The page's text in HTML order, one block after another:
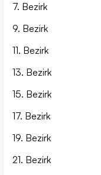
7. Bezirk
9. Bezirk
11. Bezirk
13. Bezirk
15. Bezirk
17. Bezirk
19. Bezirk
21. Bezirk